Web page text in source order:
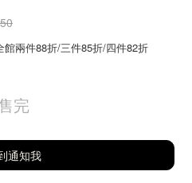
館兩件88折/三件85折/四件82折
完
通知我